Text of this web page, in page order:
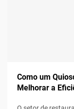
Como um
Melhorar a